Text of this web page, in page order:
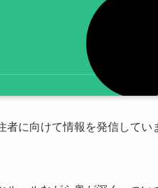
者に向けて情報を発信してい